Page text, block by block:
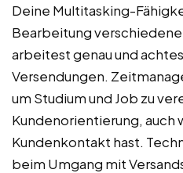
Deine Multitasking-
Bearbeitung
arbeitest genau und
Versendungen.
um Studium und Job zu
Kundenorientierung, auch
Kundenkontakt hast.
beim Umgang mit